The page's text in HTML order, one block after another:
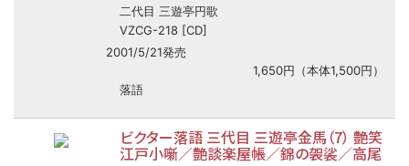
二代目 三遊亭円歌
VZCG-218 [CD]
2001/5/21発売
1,650円（本体1,500円）
落語
ビクター落語 三代目 三遊亭金馬（7） 艶笑
江戸小噺／艶談楽屋帳／錦の袈裟／高尾